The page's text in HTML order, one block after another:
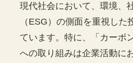
現代社会において、環境、
（ESG）の側面を重視した
ています。特に、「カーボ
への取り組みは企業活動に